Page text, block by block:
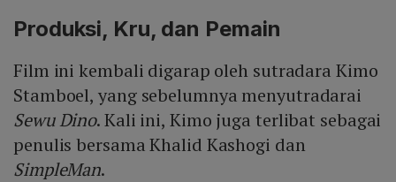
Produksi, Kru, dan Pemain
Film ini kembali digarap oleh sutradara Kimo
Stamboel, yang sebelumnya menyutradarai
Sewu Dino. Kali ini, Kimo juga terlibat sebagai
penulis bersama Khalid Kashogi dan
SimpleMan.